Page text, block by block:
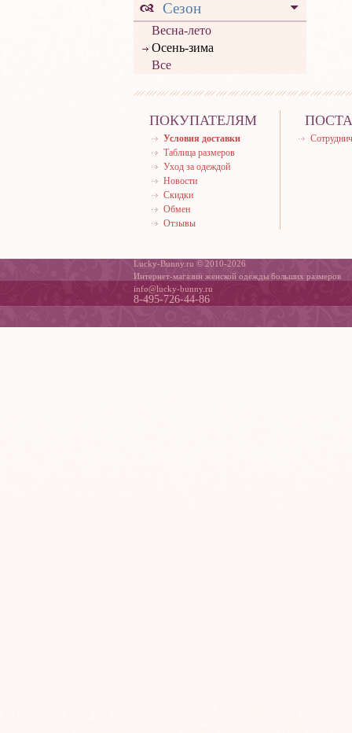
Сезон
Весна-лето
Осень-зима
Все
ПОКУПАТЕЛЯМ
Условия доставки
Таблица размеров
Уход за одеждой
Новости
Скидки
Обмен
Отзывы
Lucky-Bunny.ru © 2010-2026
Интернет-магазин женской одежды больших размеров
info@lucky-bunny.ru
8-495-726-44-86